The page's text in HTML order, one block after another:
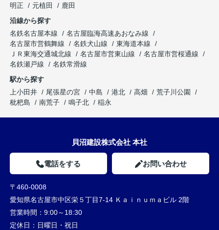
明正
元植田
鹿田
沿線から探す
名鉄名古屋本線
名古屋臨海高速あおなみ線
名古屋市営鶴舞線
名鉄犬山線
東海道本線
ＪＲ東海交通城北線
名古屋市営東山線
名古屋市営桜通線
名鉄瀬戸線
名鉄常滑線
駅から探す
上小田井
尾張星の宮 中島 港北 高畑
荒子川公園
枇杷島
南荒子 鳴子北 稲永
貝沼建設株式会社 本社
電話をする お問い合わせ
〒460-0008
愛知県名古屋市中区栄５丁目7-14 Ｋａｉｎｕｍａビル 2階
営業時間： 9:00～18:30
定休日： 日曜日・祝日